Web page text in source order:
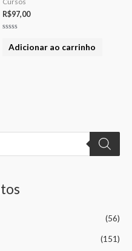
(56)
(151)
rr
Cursos
R$97,00
deAdicionar ao carrinho